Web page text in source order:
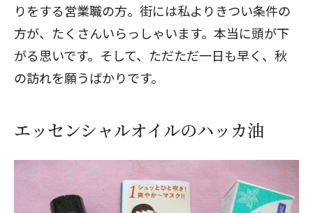
りをする営業職の方。街には私よりきつい条件の
方が、たくさんいらっしゃいます。本当に頭が下
がる思いです。そして、ただただ一日も早く、秋
の訪れを願うばかりです。
エッセンシャルオイルのハッカ油